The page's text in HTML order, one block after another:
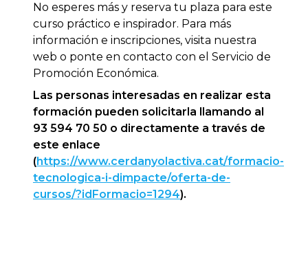
No esperes más y reserva tu plaza para este
curso práctico e inspirador. Para más
información e inscripciones, visita nuestra
web o ponte en contacto con el Servicio de
Promoción Económica.
Las personas interesadas en realizar esta
formación pueden solicitarla llamando al
93 594 70 50 o directamente a través de
este enlace
(https://www.cerdanyolactiva.cat/formacio-
tecnologica-i-dimpacte/oferta-de-
cursos/?idFormacio=1294).